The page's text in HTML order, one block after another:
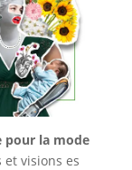
pour la mode
visions es